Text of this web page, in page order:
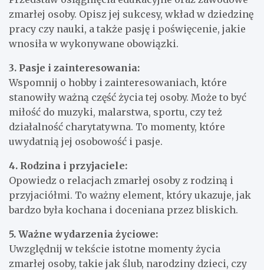
zmarłej osoby. Opisz jej sukcesy, wkład w dziedzinę
pracy czy nauki, a także pasję i poświęcenie, jakie
wnosiła w wykonywane obowiązki.
3. Pasje i zainteresowania:
Wspomnij o hobby i zainteresowaniach, które
stanowiły ważną część życia tej osoby. Może to być
miłość do muzyki, malarstwa, sportu, czy też
działalność charytatywna. To momenty, które
uwydatnią jej osobowość i pasje.
4. Rodzina i przyjaciele:
Opowiedz o relacjach zmarłej osoby z rodziną i
przyjaciółmi. To ważny element, który ukazuje, jak
bardzo była kochana i doceniana przez bliskich.
5. Ważne wydarzenia życiowe:
Uwzględnij w tekście istotne momenty życia
zmarłej osoby, takie jak ślub, narodziny dzieci, czy